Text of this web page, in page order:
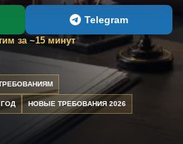
Telegram
за ~15 минут
НОВЫЕ ТРЕБОВАНИЯ 2026